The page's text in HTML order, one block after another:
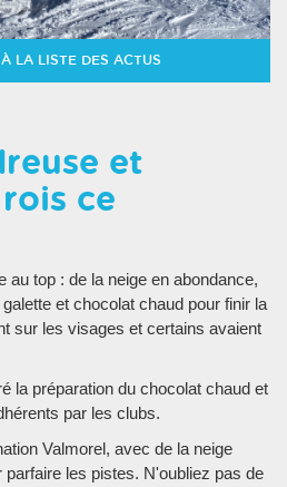
LA LISTE DES ACTUS
et
ce
au top : de la neige en abondance,
et chocolat chaud pour finir la
sur les visages et certains avaient
la préparation du chocolat chaud et
par les clubs.
Valmorel, avec de la neige
les pistes. N'oubliez pas de